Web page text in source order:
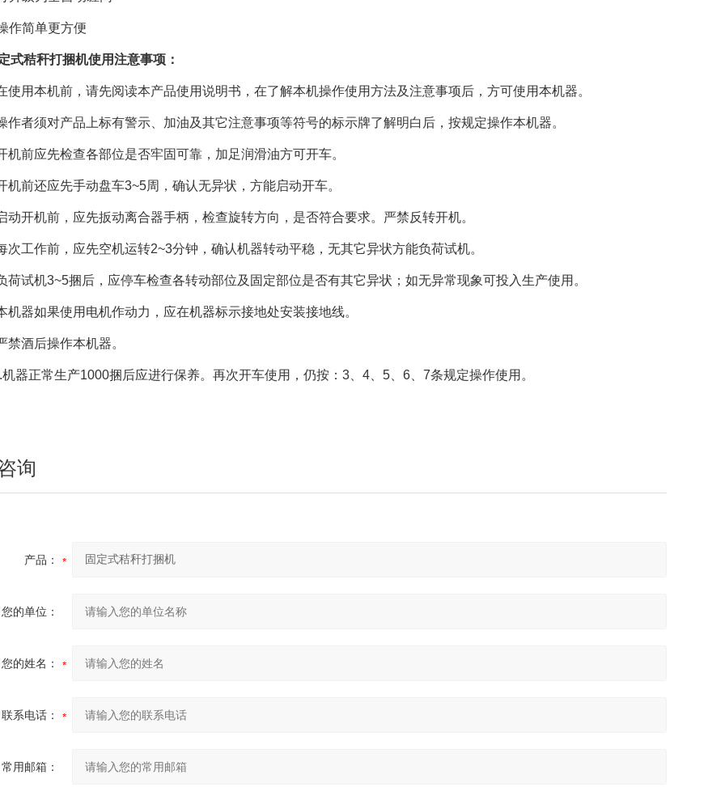
简单更方便
式秸秆打捆机使用注意事项：
用本机前，请先阅读本产品使用说明书，在了解本机操作使用方法及注意事项后，方可使用本机器。
者须对产品上标有警示、加油及其它注意事项等符号的标示牌了解明白后，按规定操作本机器。
前应先检查各部位是否牢固可靠，加足润滑油方可开车。
前还应先手动盘车3~5周，确认无异状，方能启动开车。
开机前，应先扳动离合器手柄，检查旋转方向，是否符合要求。严禁反转开机。
工作前，应先空机运转2~3分钟，确认机器转动平稳，无其它异状方能负荷试机。
试机3~5捆后，应停车检查各转动部位及固定部位是否有其它异状；如无异常现象可投入生产使用。
器如果使用电机作动力，应在机器标示接地处安装接地线。
酒后操作本机器。
正常生产1000捆后应进行保养。再次开车使用，仍按：3、4、5、6、7条规定操作使用。
询
产品：
您的单位：
您的姓名：
联系电话：
常用邮箱：